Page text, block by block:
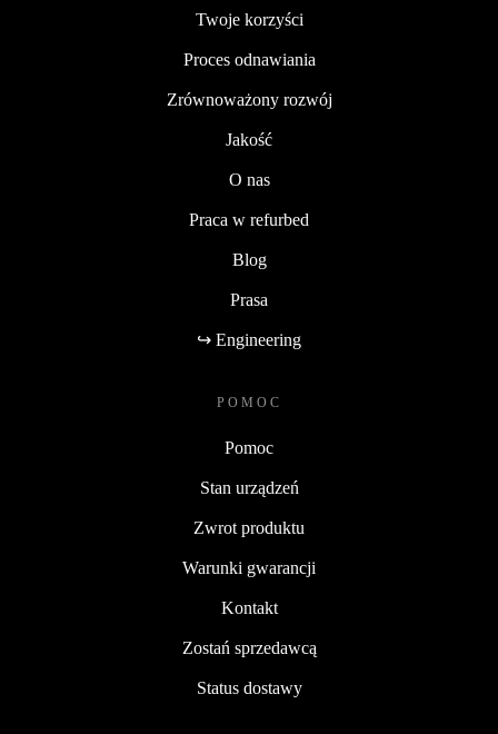
Twoje korzyści
Proces odnawiania
Zrównoważony rozwój
Jakość
O nas
Praca w refurbed
Blog
Prasa
↪ Engineering
POMOC
Pomoc
Stan urządzeń
Zwrot produktu
Warunki gwarancji
Kontakt
Zostań sprzedawcą
Status dostawy